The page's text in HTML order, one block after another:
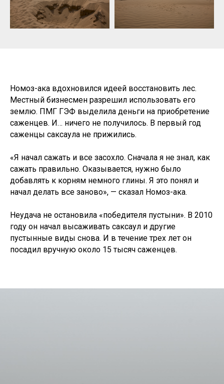
Номоз-ака вдохновился идеей восстановить лес.
Местный бизнесмен разрешил использовать его
землю. ПМГ ГЭФ выделила деньги на приобретение
саженцев. И… ничего не получилось. В первый год
саженцы саксаула не прижились.
«Я начал сажать и все засохло. Сначала я не знал, как
сажать правильно. Оказывается, нужно было
добавлять к корням немного глины. Я это понял и
начал делать все заново», — сказал Номоз-ака.
Неудача не остановила «победителя пустыни». В 2010
году он начал высаживать саксаул и другие
пустынные виды снова. И в течение трех лет он
посадил вручную около 15 тысяч саженцев.